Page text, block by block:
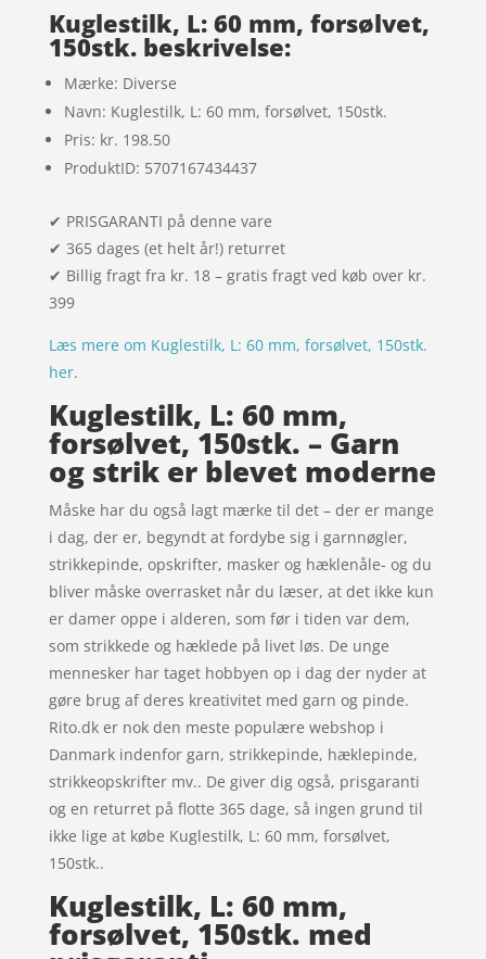
mmelser
Kuglestilk, L: 60 mm, forsølvet,
150stk. beskrivelse:
Mærke: Diverse
Navn: Kuglestilk, L: 60 mm, forsølvet, 150stk.
Pris: kr. 198.50
ProduktID: 5707167434437
✔ PRISGARANTI på denne vare
✔ 365 dages (et helt år!) returret
✔ Billig fragt fra kr. 18 – gratis fragt ved køb over kr.
399
Læs mere om Kuglestilk, L: 60 mm, forsølvet, 150stk.
her.
Kuglestilk, L: 60 mm,
forsølvet, 150stk. – Garn
og strik er blevet moderne
Måske har du også lagt mærke til det – der er mange
i dag, der er, begyndt at fordybe sig i garnnøgler,
strikkepinde, opskrifter, masker og hæklenåle- og du
bliver måske overrasket når du læser, at det ikke kun
er damer oppe i alderen, som før i tiden var dem,
som strikkede og hæklede på livet løs. De unge
mennesker har taget hobbyen op i dag der nyder at
gøre brug af deres kreativitet med garn og pinde.
Rito.dk er nok den meste populære webshop i
Danmark indenfor garn, strikkepinde, hæklepinde,
strikkeopskrifter mv.. De giver dig også, prisgaranti
og en returret på flotte 365 dage, så ingen grund til
ikke lige at købe Kuglestilk, L: 60 mm, forsølvet,
150stk..
Kuglestilk, L: 60 mm,
forsølvet, 150stk. med